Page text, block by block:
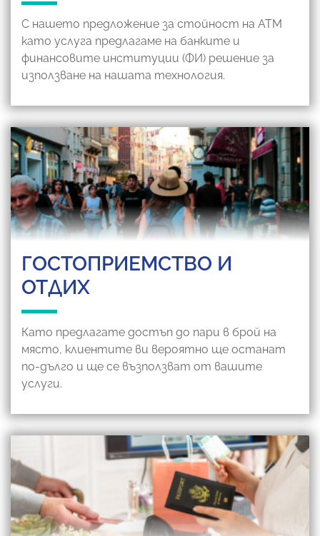
С нашето предложение за стойност на АТМ
като услуга предлагаме на банките и
финансовите институции (ФИ) решение за
използване на нашата технология.
ГОСТОПРИЕМСТВО И
ОТДИХ
Като предлагате достъп до пари в брой на
място, клиентите ви вероятно ще останат
по-дълго и ще се възползват от вашите
услуги.